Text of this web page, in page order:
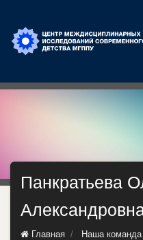
Панкратьева
Главная Наша команда